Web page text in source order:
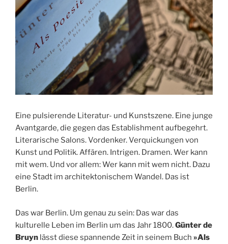
Eine pulsierende Literatur- und Kunstszene. Eine junge
Avantgarde, die gegen das Establishment aufbegehrt.
Literarische Salons. Vordenker. Verquickungen von
Kunst und Politik. Affären. Intrigen. Dramen. Wer kann
mit wem. Und vor allem: Wer kann mit wem nicht. Dazu
eine Stadt im architektonischem Wandel. Das ist
Berlin.
Das war Berlin. Um genau zu sein: Das war das
kulturelle Leben im Berlin um das Jahr 1800.Günter de
Bruyn lässt diese spannende Zeit in seinem Buch »Als